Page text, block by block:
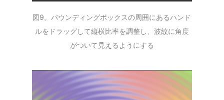
図9。バウンディングボックスの周囲にあるハンド
ルをドラッグして縦横比率を調整し、波紋に角度
がついて見えるようにする